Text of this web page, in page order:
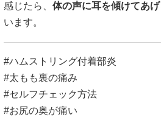
感じたら、 体の声に耳を傾けてあ
います。
#ハムストリング付着部炎
#太もも裏の痛み
#セルフチェック方法
#お尻の奥が痛い